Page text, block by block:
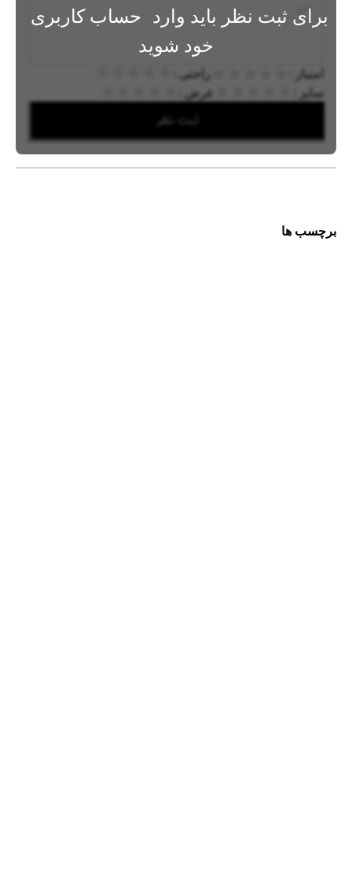
برای ثبت نظر باید وارد
حساب کاربری
خود شوید
امتیاز :
راحتی :
سایز :
عرض :
ثبت نظر
برچسب ها